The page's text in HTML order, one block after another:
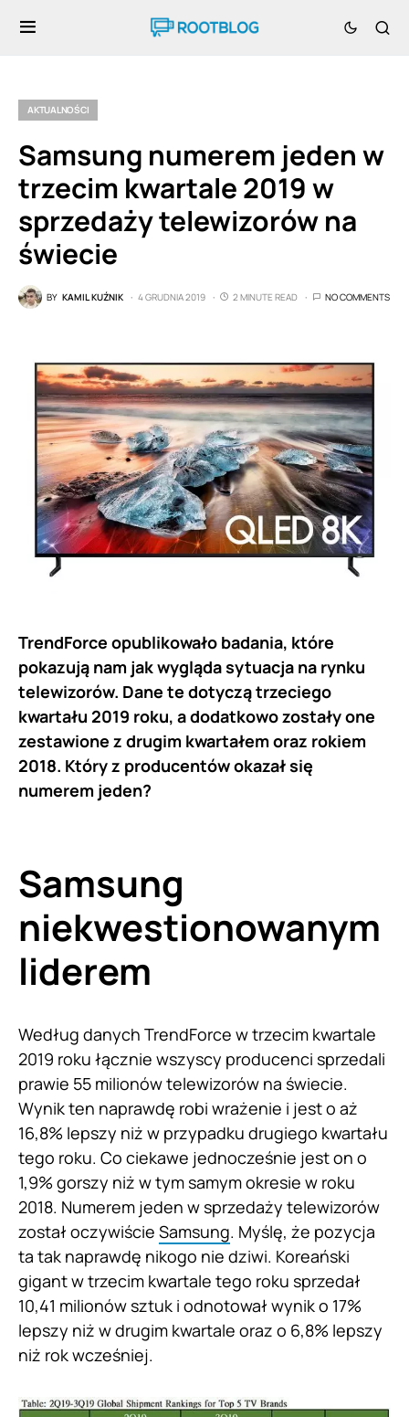
AKTUALNOŚCI
Samsung numerem jeden w
trzecim kwartale 2019 w
sprzedaży telewizorów na
świecie
BY KAMIL KUŹNIK 4 GRUDNIA 2019 2 MINUTE READ NO COMMENTS
TrendForce opublikowało badania, które
pokazują nam jak wygląda sytuacja na rynku
telewizorów. Dane te dotyczą trzeciego
kwartału 2019 roku, a dodatkowo zostały one
zestawione z drugim kwartałem oraz rokiem
2018. Który z producentów okazał się
numerem jeden?
Samsung
niekwestionowanym
liderem
Według danych TrendForce w trzecim kwartale
2019 roku łącznie wszyscy producenci sprzedali
prawie 55 milionów telewizorów na świecie.
Wynik ten naprawdę robi wrażenie i jest o aż
16,8% lepszy niż w przypadku drugiego kwartału
tego roku. Co ciekawe jednocześnie jest on o
1,9% gorszy niż w tym samym okresie w roku
2018. Numerem jeden w sprzedaży telewizorów
został oczywiście Samsung. Myślę, że pozycja
ta tak naprawdę nikogo nie dziwi. Koreański
gigant w trzecim kwartale tego roku sprzedał
10,41 milionów sztuk i odnotował wynik o 17%
lepszy niż w drugim kwartale oraz o 6,8% lepszy
niż rok wcześniej.